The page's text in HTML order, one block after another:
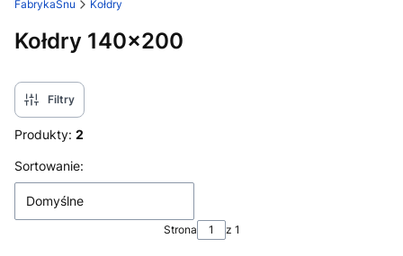
FabrykaSnu Kołdry
Kołdry 140x200
Filtry
Produkty: 2
Lista produktów
Sortowanie:
Domyślne
Strona z 1